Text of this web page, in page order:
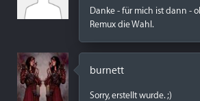
Danke - für mich ist dann -
Remux die Wahl.
burnett
Sorry, erstellt wurde. ;)